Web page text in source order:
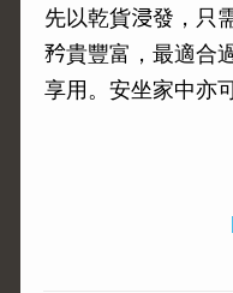
先以乾貨浸發，只
矜貴豐富，最適合
享用。安坐家中亦